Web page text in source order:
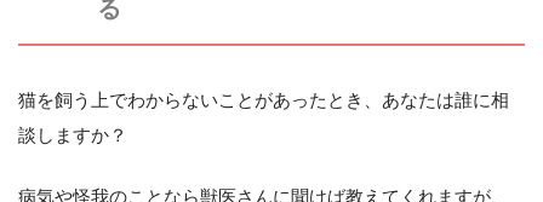
る
猫を飼う上でわからないことがあったとき、あなたは誰に相
談しますか？
病気や怪我のことなら獣医さんに聞けば教えてくれますが、